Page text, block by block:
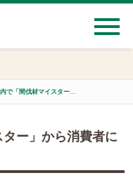
伐材マイスター」から消費者にＰＲ
ー」から消費者に